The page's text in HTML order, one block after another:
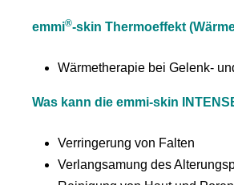
emmi®-skin Thermoeffekt
Wärmetherapie bei Gelenk-
Was kann die emmi-skin
Verringerung von Falten
Verlangsamung des